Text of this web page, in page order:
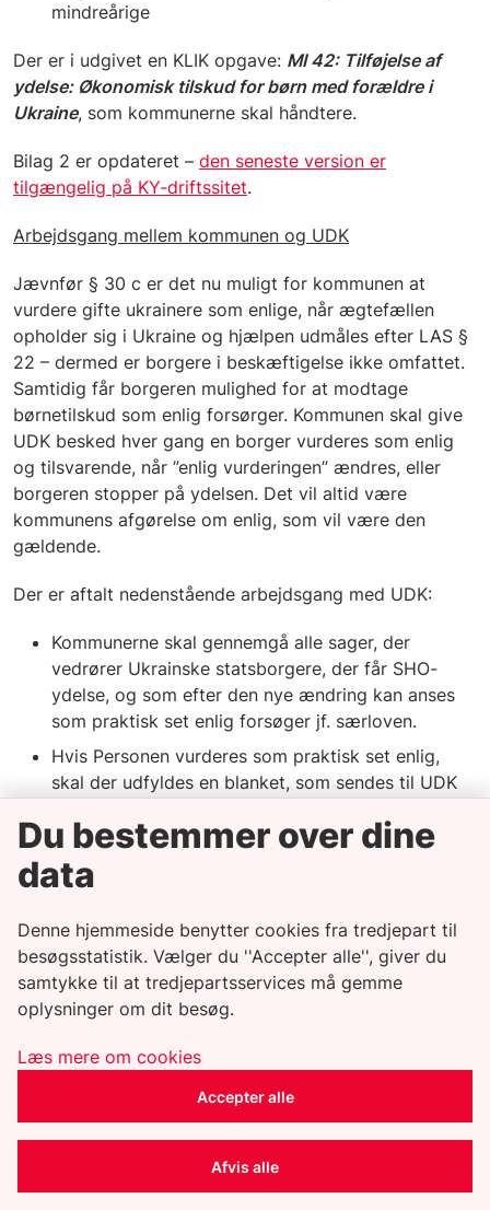
mindreårige
Der er i udgivet en KLIK opgave: MI 42: Tilføjelse af
ydelse: Økonomisk tilskud for børn med forældre i
Ukraine, som kommunerne skal håndtere.
Bilag 2 er opdateret – den seneste version er
tilgængelig på KY-driftssitet.
Arbejdsgang mellem kommunen og UDK
Jævnfør § 30 c er det nu muligt for kommunen at
vurdere gifte ukrainere som enlige, når ægtefællen
opholder sig i Ukraine og hjælpen udmåles efter LAS §
22 – dermed er borgere i beskæftigelse ikke omfattet.
Samtidig får borgeren mulighed for at modtage
børnetilskud som enlig forsørger. Kommunen skal give
UDK besked hver gang en borger vurderes som enlig
og tilsvarende, når ”enlig vurderingen” ændres, eller
borgeren stopper på ydelsen. Det vil altid være
kommunens afgørelse om enlig, som vil være den
gældende.
Der er aftalt nedenstående arbejdsgang med UDK:
Kommunerne skal gennemgå alle sager, der
vedrører Ukrainske statsborgere, der får SHO-
ydelse, og som efter den nye ændring kan anses
som praktisk set enlig forsøger jf. særloven.
Hvis Personen vurderes som praktisk set enlig,
skal der udfyldes en blanket, som sendes til UDK
Emne: Meddelelse om hjælp efter særlovens § 30
c.
Blanketten skal sendes ved alle nye bevillinger
efter 1. april 2024, hvor borger kan anses som
praktisk set enlig forsøger jf. særloven. UDK skal
også orienteres, når enlig vurderingen ændres eller
ydelsen ophører.
KOMBIT har med kommunalt bidrag udarbejdet to
brevskabeloner.
UDK-blanketten og brevskabelonerne kanhentes her.
På KY-driftsitet kan er der udgivet en nyhed om
særloven.I kan læse nyheden her.
Du bestemmer over dine
data
Denne hjemmeside benytter cookies fra tredjepart til
besøgsstatistik. Vælger du ''Accepter alle'', giver du
samtykke til at tredjepartsservices må gemme
oplysninger om dit besøg.
Læs mere om cookies
Accepter alle
Afvis alle